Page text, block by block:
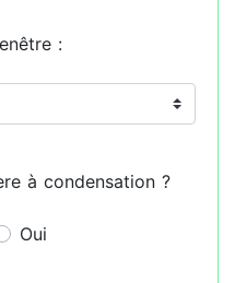
:
à condensation ?
Oui